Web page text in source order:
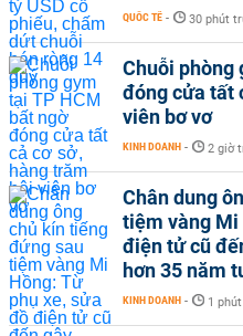
QUỐC TẾ - 30 phút
Chuỗi phòng
đóng cửa tất
viên bơ vơ
KINH DOANH - 2 giờ
Chân dung
tiệm vàng Mi
điện tử cũ
hơn 35 năm
KINH DOANH - 1